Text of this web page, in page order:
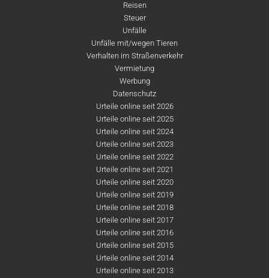
Reisen
Steuer
Unfälle
Unfälle mit/wegen Tieren
Verhalten im Straßenverkehr
Vermietung
Werbung
Datenschutz
Urteile online seit 2026
Urteile online seit 2025
Urteile online seit 2024
Urteile online seit 2023
Urteile online seit 2022
Urteile online seit 2021
Urteile online seit 2020
Urteile online seit 2019
Urteile online seit 2018
Urteile online seit 2017
Urteile online seit 2016
Urteile online seit 2015
Urteile online seit 2014
Urteile online seit 2013